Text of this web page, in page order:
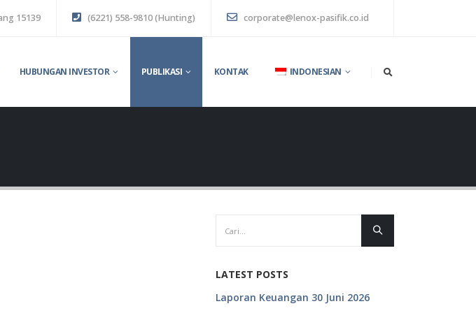
15139 (6221) 558-9810 (Hunting) corporate@lenox-pasifik.co.id
HUBUNGAN INVESTOR PUBLIKASI KONTAK INDONESIAN
LATEST POSTS
Laporan Keuangan 30 Juni 2026